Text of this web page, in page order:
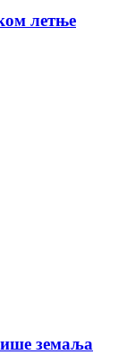
летње
земаља